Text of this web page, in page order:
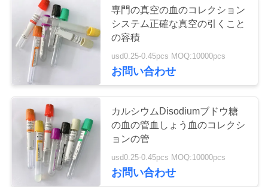
さ
ゲルおよび血塊の
活性剤の管
プロ凝固の管
38
専門の真空の血のコレクション
システム正確な真空の引くこと
の容積
usd0.25-0.45pcs MOQ:10000pcs
お問い合わせ
カルシウムDisodiumブドウ糖
の血の管血しょう血のコレクシ
ョンの管
usd0.25-0.45pcs MOQ:10000pcs
お問い合わせ